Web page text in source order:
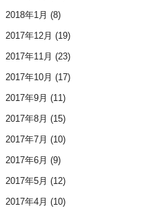
2018年1月 (8)
2017年12月 (19)
2017年11月 (23)
2017年10月 (17)
2017年9月 (11)
2017年8月 (15)
2017年7月 (10)
2017年6月 (9)
2017年5月 (12)
2017年4月 (10)